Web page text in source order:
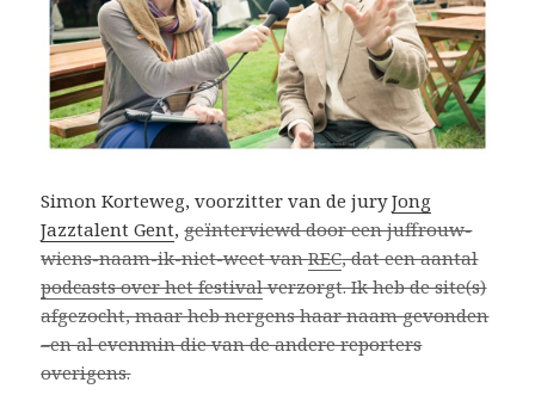
Simon Korteweg, voorzitter van de juryJong
Jazztalent Gent,geïnterviewd door een juffrouw-
wiens-naam-ik-niet-weet vanREC, dat een aantal
podcasts over het festivalverzorgt. Ik heb de site(s)
afgezocht, maar heb nergens haar naam gevonden
–en al evenmin die van de andere reporters
overigens.